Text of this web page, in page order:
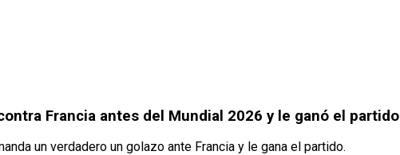
Francia antes del Mundial 2026 y le ganó el partido
un verdadero un golazo ante Francia y le gana el partido.